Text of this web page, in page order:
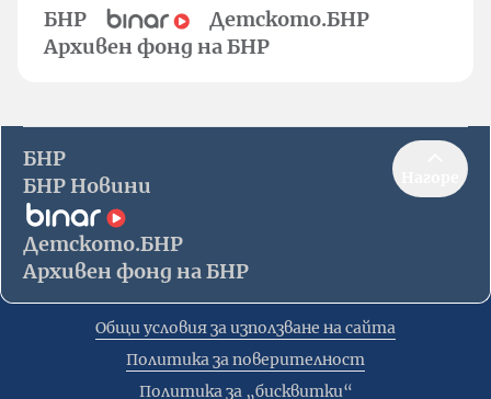
БНР
Детското.БНР
Архивен фонд на БНР
БНР
БНР Новини
Детското.БНР
Архивен фонд на БНР
Общи условия за използване на сайта
Политика за поверителност
Политика за „бисквитки“